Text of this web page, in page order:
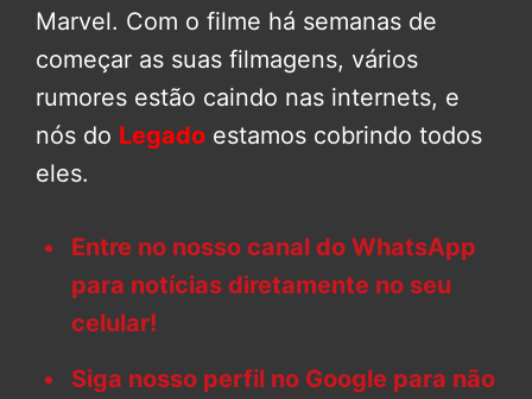
Marvel. Com o filme há semanas de
começar as suas filmagens, vários
rumores estão caindo nas internets, e
nós do Legado estamos cobrindo todos
eles.
Entre no nosso canal do WhatsApp
para notícias diretamente no seu
celular!
Siga nosso perfil no Google para não